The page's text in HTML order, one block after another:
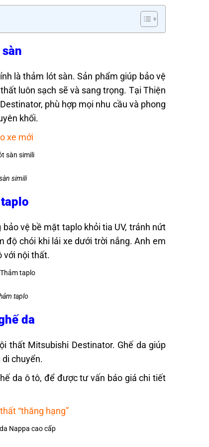
là thảm lót sàn. Sản phẩm giúp bảo vệ
luôn sạch sẽ và sang trọng. Tại Thiện
phù hợp mọi nhu cầu và phong
khối.
xe mới
simili
vệ bề mặt taplo khỏi tia UV, tránh nứt
độ chói khi lái xe dưới trời nắng. Anh em
với nội thất.
taplo
da
thất Mitsubishi Destinator. Ghế da giúp
chuyển.
da ô tô, để được tư vấn báo giá chi tiết
“thăng hạng”